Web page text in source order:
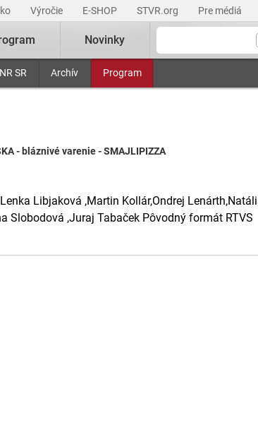
Výročie E-SHOP STVR.org Pre médiá
SR Archív Program
Novinky
- bláznivé varenie - SMAJLIPIZZA
Libjaková ,Martin Kollár,Ondrej
Slobodová ,Juraj Tabaček Pôvodný formát RTVS